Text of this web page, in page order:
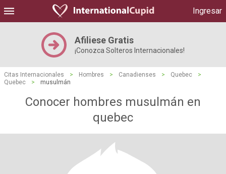
Ingresar
Afiliese Gratis
¡Conozca Solteros Internacionales!
Citas Internacionales > Hombres > Canadienses > Quebec
>
Quebec
> musulmán
Conocer hombres musulmán en
quebec